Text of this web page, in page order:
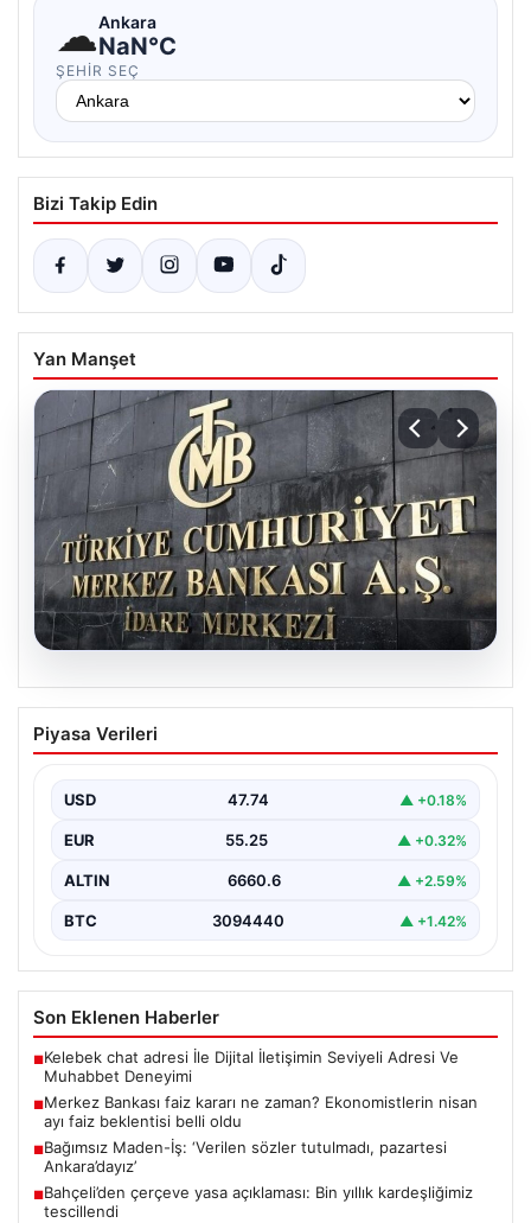
☁Ankara
NaN°C
ŞEHIR SEÇ
Bizi Takip Edin
Yan Manşet
07.08.2026
Merkez Bankası faiz kararı ne zaman?
Ekonomistlerin nisan ayı faiz beklentisi
Piyasa Verileri
USD 47.74 ▲ +0.18%
EUR 55.25 ▲ +0.32%
ALTIN 6660.6 ▲ +2.59%
BTC 3094440 ▲ +1.42%
Son Eklenen Haberler
■Kelebek chat adresi İle Dijital İletişimin Seviyeli Adresi Ve
Muhabbet Deneyimi
■Merkez Bankası faiz kararı ne zaman? Ekonomistlerin nisan
ayı faiz beklentisi belli oldu
■Bağımsız Maden-İş: ‘Verilen sözler tutulmadı, pazartesi
Ankara’dayız’
■Bahçeli’den çerçeve yasa açıklaması: Bin yıllık kardeşliğimiz
tescillendi